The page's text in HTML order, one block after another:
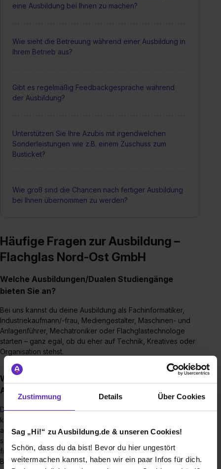
Zustimmung Details Über Cookies
Sag „Hi!“ zu Ausbildung.de & unseren Cookies!
Schön, dass du da bist! Bevor du hier ungestört
weitermachen kannst, haben wir ein paar Infos für dich.
eine Ausbildung bei Ihnen zu machen?
Wie sieht die Betreuung während einer Ausbildung in
Ihrem Betrieb aus?
Gibt es regelmäßig Feedbackgespräche während
der Ausbildung?
Unterstützen Sie Ihre Azubis mit irgendwelchen
Sonderleistungen wie z.B. einem Zuschuss zum
Busticket?
Wie groß sind die Chancen nach fertiger Ausbildung
bei Ihnen übernommen zu werden?
Häufige Fragen zur Ausbildung –
Flachglas Nord-Ost GmbH
Welche Ausbildungen/Dualen Studiengänge
bieten Sie an?
Bei uns kannst du deine Ausbildung als Fachinformatiker,
Industriekaufmann/-frau, Mediengestalter, Maschinen- und
Anlagenführer, Mechatroniker oder Flachglastechnologe
starten – ganz egal, ob du eher auf Technik, Kreatives oder
Organisation stehst.
Wie sieht der Bewerbungsprozess für eine
Ausbildungsstelle bei Ihnen aus?
Der Bewerbungsprozess ist bei uns ganz unkompliziert: Du
kannst dich per Mail, über unser Bewerbungsportal oder
auch persönlich bei uns bewerben. Wenn du Fragen hast,
sind wir jederzeit für dich da – und auf unserer Website
findest du zusätzlich hilfreiche Tipps rund um deine
Bewerbung. 👍